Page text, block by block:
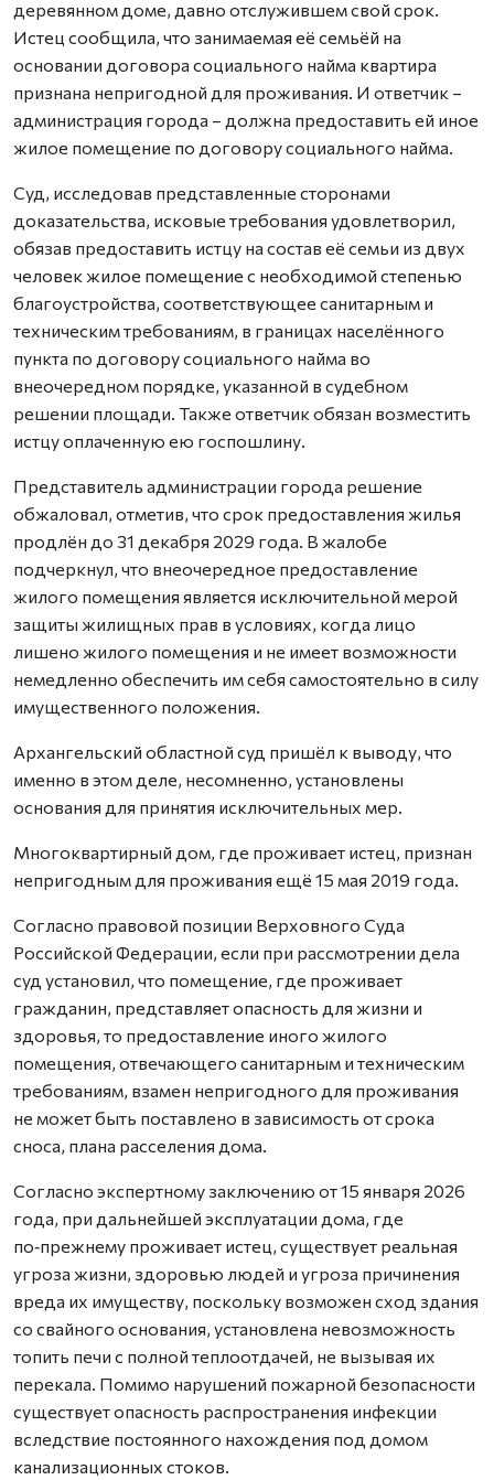
деревянном доме, давно отслужившем свой срок.
Истец сообщила, что занимаемая её семьёй на
основании договора социального найма квартира
признана непригодной для проживания. И ответчик –
администрация города – должна предоставить ей иное
жилое помещение по договору социального найма.
Суд, исследовав представленные сторонами
доказательства, исковые требования удовлетворил,
обязав предоставить истцу на состав её семьи из двух
человек жилое помещение с необходимой степенью
благоустройства, соответствующее санитарным и
техническим требованиям, в границах населённого
пункта по договору социального найма во
внеочередном порядке, указанной в судебном
решении площади. Также ответчик обязан возместить
истцу оплаченную ею госпошлину.
Представитель администрации города решение
обжаловал, отметив, что срок предоставления жилья
продлён до 31 декабря 2029 года. В жалобе
подчеркнул, что внеочередное предоставление
жилого помещения является исключительной мерой
защиты жилищных прав в условиях, когда лицо
лишено жилого помещения и не имеет возможности
немедленно обеспечить им себя самостоятельно в силу
имущественного положения.
Архангельский областной суд пришёл к выводу, что
именно в этом деле, несомненно, установлены
основания для принятия исключительных мер.
Многоквартирный дом, где проживает истец, признан
непригодным для проживания ещё 15 мая 2019 года.
Согласно правовой позиции Верховного Суда
Российской Федерации, если при рассмотрении дела
суд установил, что помещение, где проживает
гражданин, представляет опасность для жизни и
здоровья, то предоставление иного жилого
помещения, отвечающего санитарным и техническим
требованиям, взамен непригодного для проживания
не может быть поставлено в зависимость от срока
сноса, плана расселения дома.
Согласно экспертному заключению от 15 января 2026
года, при дальнейшей эксплуатации дома, где
по‑прежнему проживает истец, существует реальная
угроза жизни, здоровью людей и угроза причинения
вреда их имуществу, поскольку возможен сход здания
со свайного основания, установлена невозможность
топить печи с полной теплоотдачей, не вызывая их
перекала. Помимо нарушений пожарной безопасности
существует опасность распространения инфекции
вследствие постоянного нахождения под домом
канализационных стоков.